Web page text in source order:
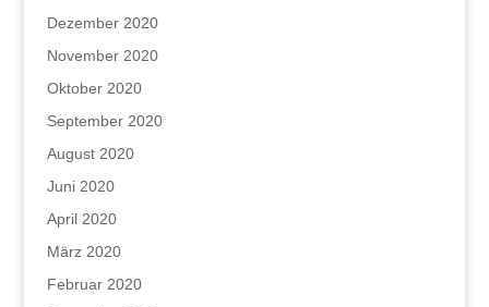
Dezember 2020
November 2020
Oktober 2020
September 2020
August 2020
Juni 2020
April 2020
März 2020
Februar 2020